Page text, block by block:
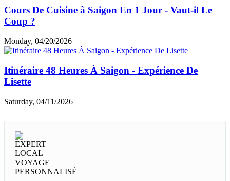
Cours De Cuisine à Saigon En 1 Jour - Vaut-il Le
Coup ?
Monday, 04/20/2026
Itinéraire 48 Heures À Saigon - Expérience De
Lisette
Saturday, 04/11/2026